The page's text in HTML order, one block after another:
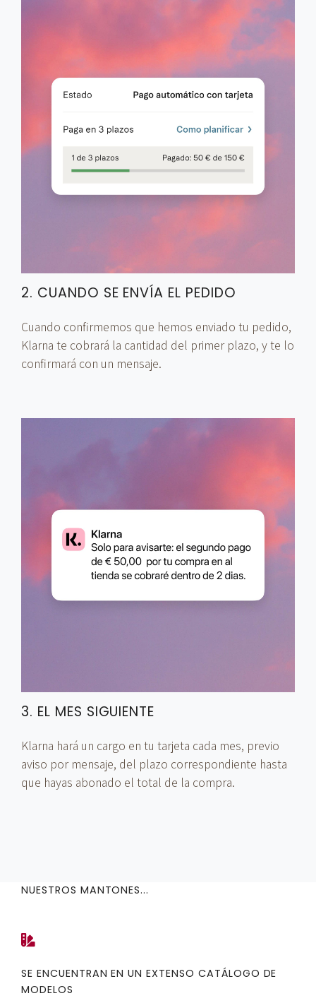
2. CUANDO SE ENVÍA EL PEDIDO
Cuando confirmemos que hemos enviado tu pedido,
Klarna te cobrará la cantidad del primer plazo, y te lo
confirmará con un mensaje.
3. EL MES SIGUIENTE
Klarna hará un cargo en tu tarjeta cada mes, previo
aviso por mensaje, del plazo correspondiente hasta
que hayas abonado el total de la compra.
NUESTROS MANTONES...
SE ENCUENTRAN EN UN EXTENSO CATÁLOGO DE
MODELOS